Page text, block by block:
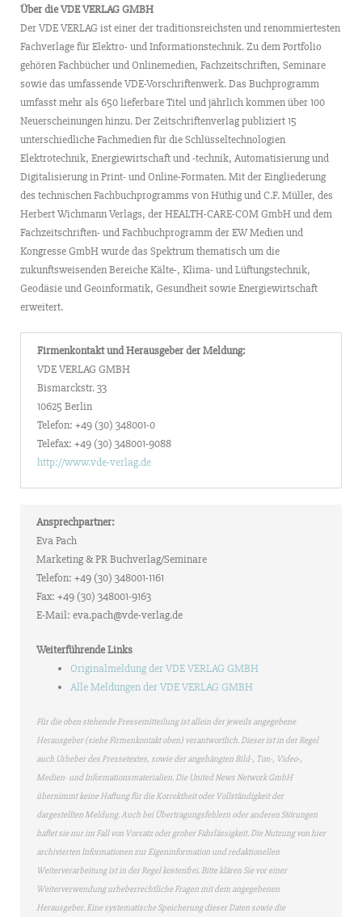
Über die VDE VERLAG GMBH
Der VDE VERLAG ist einer der traditionsreichsten und renommiertesten
Fachverlage für Elektro- und Informationstechnik. Zu dem Portfolio
gehören Fachbücher und Onlinemedien, Fachzeitschriften, Seminare
sowie das umfassende VDE-Vorschriftenwerk. Das Buchprogramm
umfasst mehr als 650 lieferbare Titel und jährlich kommen über 100
Neuerscheinungen hinzu. Der Zeitschriftenverlag publiziert 15
unterschiedliche Fachmedien für die Schlüsseltechnologien
Elektrotechnik, Energiewirtschaft und -technik, Automatisierung und
Digitalisierung in Print- und Online-Formaten. Mit der Eingliederung
des technischen Fachbuchprogramms von Hüthig und C.F. Müller, des
Herbert Wichmann Verlags, der HEALTH-CARE-COM GmbH und dem
Fachzeitschriften- und Fachbuchprogramm der EW Medien und
Kongresse GmbH wurde das Spektrum thematisch um die
zukunftsweisenden Bereiche Kälte-, Klima- und Lüftungstechnik,
Geodäsie und Geoinformatik, Gesundheit sowie Energiewirtschaft
erweitert.
Firmenkontakt und Herausgeber der Meldung:
VDE VERLAG GMBH
Bismarckstr. 33
10625 Berlin
Telefon: +49 (30) 348001-0
Telefax: +49 (30) 348001-9088
http://www.vde-verlag.de
Ansprechpartner:
Eva Pach
Marketing & PR Buchverlag/Seminare
Telefon: +49 (30) 348001-1161
Fax: +49 (30) 348001-9163
E-Mail: eva.pach@vde-verlag.de
Weiterführende Links
Originalmeldung der VDE VERLAG GMBH
Alle Meldungen der VDE VERLAG GMBH
Für die oben stehende Pressemitteilung ist allein der jeweils angegebene
Herausgeber (siehe Firmenkontakt oben) verantwortlich. Dieser ist in der Regel
auch Urheber des Pressetextes, sowie der angehängten Bild-, Ton-, Video-,
Medien- und Informationsmaterialien. Die United News Network GmbH
übernimmt keine Haftung für die Korrektheit oder Vollständigkeit der
dargestellten Meldung. Auch bei Übertragungsfehlern oder anderen Störungen
haftet sie nur im Fall von Vorsatz oder grober Fahrlässigkeit. Die Nutzung von hier
archivierten Informationen zur Eigeninformation und redaktionellen
Weiterverarbeitung ist in der Regel kostenfrei. Bitte klären Sie vor einer
Weiterverwendung urheberrechtliche Fragen mit dem angegebenen
Herausgeber. Eine systematische Speicherung dieser Daten sowie die